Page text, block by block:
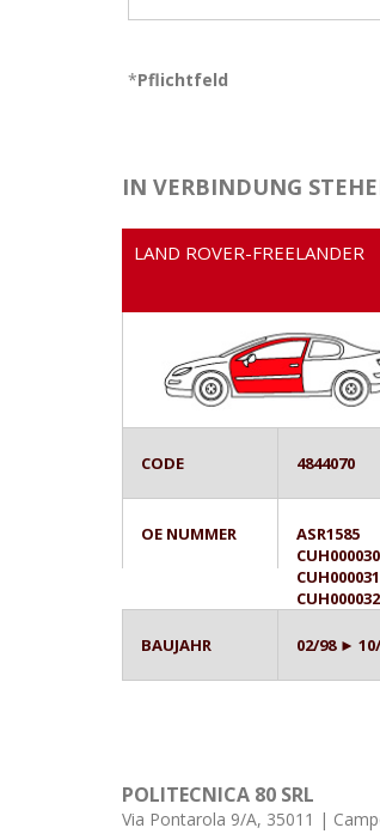
*Pflichtfeld
IN VERBINDUNG
LAND ROVER-FREELANDER
CODE 4844070
OE NUMMER
ASR1585
CUH000030
CUH000031
CUH000032
BAUJAHR 02/98 ►
POLITECNICA 80 SRL
Via Pontarola 9/A, 35011 |